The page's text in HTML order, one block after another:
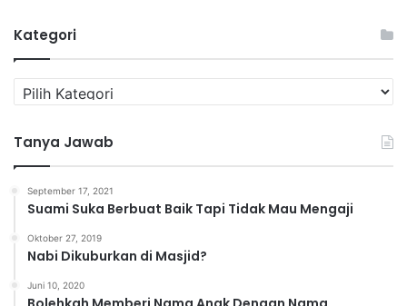
Kategori
a
e
g
Tanya Jawab
September 17, 2021
Suami Suka Berbuat Baik Tapi Tidak Mau Mengaji
Oktober 27, 2019
Nabi Dikuburkan di Masjid?
Juni 10, 2020